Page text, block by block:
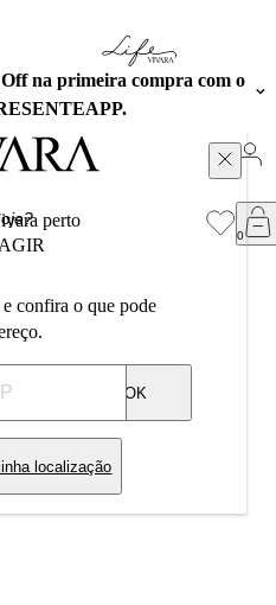
na primeira compra com o
perto
confira o que pode
OK
localização